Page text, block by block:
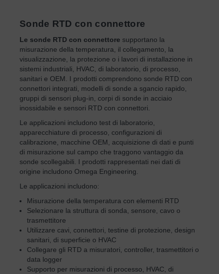
Sonde RTD con connettore
Le sonde RTD con connettore supportano la
misurazione della temperatura, il collegamento, la
visualizzazione, la protezione o i lavori di installazione in
sistemi industriali, HVAC, di laboratorio, di processo,
sanitari e OEM. I prodotti comprendono sonde RTD con
connettori integrati, modelli di sonde a sgancio rapido,
gruppi di sensori plug-in, corpi di sonde in acciaio
inossidabile e sensori RTD con connettori.
Le applicazioni includono test di laboratorio,
apparecchiature di processo, configurazioni di
calibrazione, macchine OEM, acquisizione di dati e punti
di misurazione sul campo che traggono vantaggio da
sonde scollegabili. I prodotti rappresentati nei dati di
origine includono Omega Engineering.
Le applicazioni includono:
Misurazione della temperatura con elementi RTD
Selezionare la struttura di sonda, sensore, cavo o
trasmettitore
Utilizzare cavi, connettori, testine di protezione, design
sanitari, di superficie o HVAC
Collegare gli RTD a misuratori, controller, trasmettitori o
data logger
Supporto per misurazioni di processo, HVAC, di